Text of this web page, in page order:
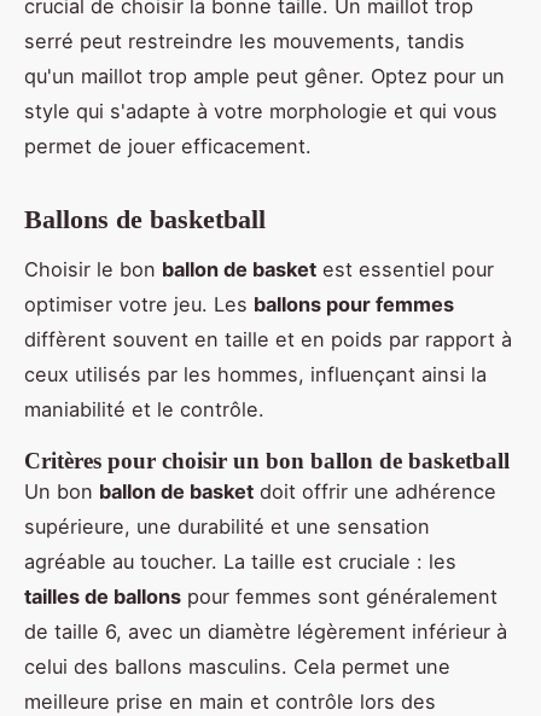
crucial de choisir la bonne taille. Un maillot trop
serré peut restreindre les mouvements, tandis
qu'un maillot trop ample peut gêner. Optez pour un
style qui s'adapte à votre morphologie et qui vous
permet de jouer efficacement.
Ballons de basketball
Choisir le bon ballon de basket est essentiel pour
optimiser votre jeu. Les ballons pour femmes
diffèrent souvent en taille et en poids par rapport à
ceux utilisés par les hommes, influençant ainsi la
maniabilité et le contrôle.
Critères pour choisir un bon ballon de basketball
Un bon ballon de basket doit offrir une adhérence
supérieure, une durabilité et une sensation
agréable au toucher. La taille est cruciale : les
tailles de ballons pour femmes sont généralement
de taille 6, avec un diamètre légèrement inférieur à
celui des ballons masculins. Cela permet une
meilleure prise en main et contrôle lors des